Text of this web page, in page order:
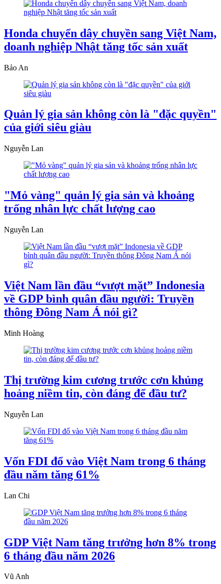
Honda chuyển dây chuyền sang Việt Nam,
doanh nghiệp Nhật tăng tốc sản xuất
Bảo An
Quản lý gia sản không còn là "đặc quyền"
của giới siêu giàu
Nguyễn Lan
"Mỏ vàng" quản lý gia sản và khoảng
trống nhân lực chất lượng cao
Nguyễn Lan
Việt Nam lần đầu “vượt mặt” Indonesia
về GDP bình quân đầu người: Truyền
thông Đông Nam Á nói gì?
Minh Hoàng
Thị trường kim cương trước cơn khủng
hoảng niềm tin, còn đáng để đầu tư?
Nguyễn Lan
Vốn FDI đổ vào Việt Nam trong 6 tháng
đầu năm tăng 61%
Lan Chi
GDP Việt Nam tăng trưởng hơn 8% trong
6 tháng đầu năm 2026
Vũ Anh